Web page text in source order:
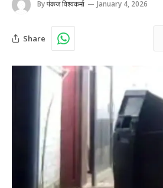
Byपंकज विश्वकर्मा January 4, 2026
Share